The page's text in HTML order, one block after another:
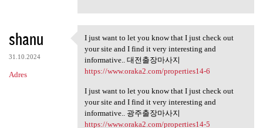
shanu
31.10.2024
Adres
I just want to let you know
I just want to let you know that I just check out
your site and I find it very interesting and
informative.. 대전출장마사지
https://www.oraka2.com/properties14-6
I just want to let you know that I just check out
your site and I find it very interesting and
informative.. 광주출장마사지
https://www.oraka2.com/properties14-5